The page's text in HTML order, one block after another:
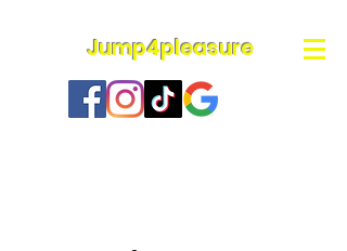
Jump4pleasure